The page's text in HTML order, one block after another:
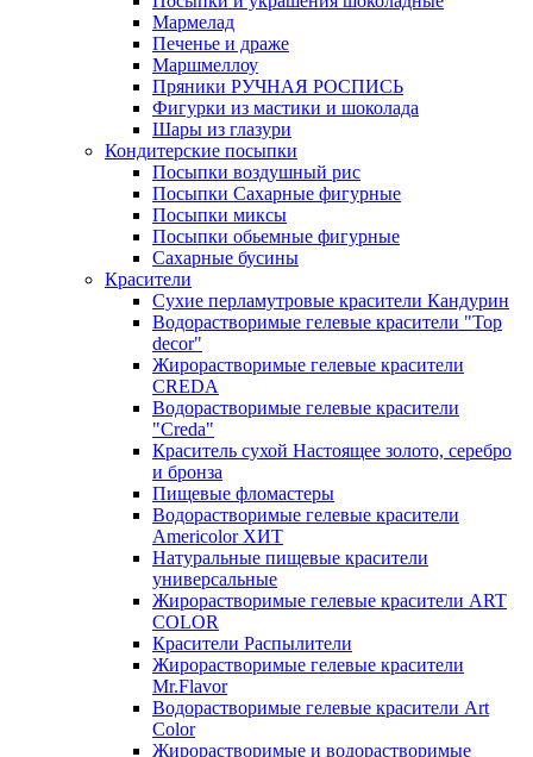
Мармелад
Печенье и драже
Маршмеллоу
Пряники РУЧНАЯ РОСПИСЬ
Фигурки из мастики и шоколада
Шары из глазури
Кондитерские посыпки
Посыпки воздушный рис
Посыпки Сахарные фигурные
Посыпки миксы
Посыпки обьемные фигурные
Сахарные бусины
Красители
Сухие перламутровые красители Кандурин
Водорастворимые гелевые красители "Top
decor"
Жирорастворимые гелевые красители
CREDA
Водорастворимые гелевые красители
"Creda"
Краситель сухой Настоящее золото, серебро
и бронза
Пищевые фломастеры
Водорастворимые гелевые красители
Americolor ХИТ
Натуральные пищевые красители
универсальные
Жирорастворимые гелевые красители ART
COLOR
Красители Распылители
Жирорастворимые гелевые красители
Mr.Flavor
Водорастворимые гелевые красители Art
Color
Жирорастворимые и водорастворимые